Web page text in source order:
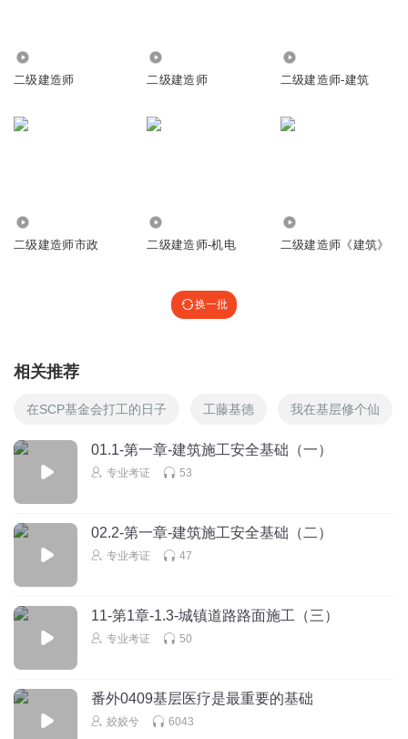
二级建造师 二级建造师 二级建造师-建筑
二级建造师市政 二级建造师-机电 二级建造师《建筑》
换一批
相关推荐
在SCP基金会打工的日子 工藤基德 我在基层修个仙
01.1-第一章-建筑施工安全基础（一）
专业考证 53
02.2-第一章-建筑施工安全基础（二）
专业考证 47
11-第1章-1.3-城镇道路路面施工（三）
专业考证 50
番外0409基层医疗是最重要的基础
姣姣兮 6043